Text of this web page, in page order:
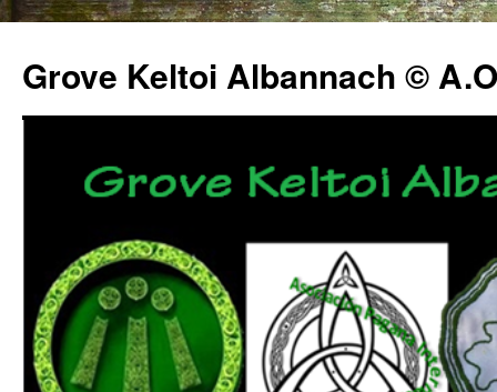
Grove Keltoi Albannach ©